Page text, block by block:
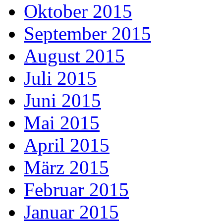
Oktober 2015
September 2015
August 2015
Juli 2015
Juni 2015
Mai 2015
April 2015
März 2015
Februar 2015
Januar 2015